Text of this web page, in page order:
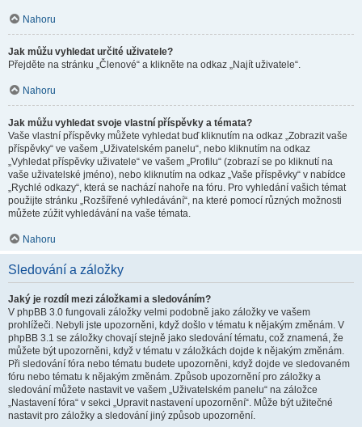
Nahoru
Jak můžu vyhledat určité uživatele?
Přejděte na stránku „Členové“ a klikněte na odkaz „Najít uživatele“.
Nahoru
Jak můžu vyhledat svoje vlastní příspěvky a témata?
Vaše vlastní příspěvky můžete vyhledat buď kliknutím na odkaz „Zobrazit vaše
příspěvky“ ve vašem „Uživatelském panelu“, nebo kliknutím na odkaz
„Vyhledat příspěvky uživatele“ ve vašem „Profilu“ (zobrazí se po kliknutí na
vaše uživatelské jméno), nebo kliknutím na odkaz „Vaše příspěvky“ v nabídce
„Rychlé odkazy“, která se nachází nahoře na fóru. Pro vyhledání vašich témat
použijte stránku „Rozšířené vyhledávání“, na které pomocí různých možnosti
můžete zúžit vyhledávání na vaše témata.
Nahoru
Sledování a záložky
Jaký je rozdíl mezi záložkami a sledováním?
V phpBB 3.0 fungovali záložky velmi podobně jako záložky ve vašem
prohlížeči. Nebyli jste upozorněni, když došlo v tématu k nějakým změnám. V
phpBB 3.1 se záložky chovají stejně jako sledování tématu, což znamená, že
můžete být upozorněni, když v tématu v záložkách dojde k nějakým změnám.
Při sledování fóra nebo tématu budete upozorněni, když dojde ve sledovaném
fóru nebo tématu k nějakým změnám. Způsob upozornění pro záložky a
sledování můžete nastavit ve vašem „Uživatelském panelu“ na záložce
„Nastavení fóra“ v sekci „Upravit nastavení upozornění“. Může být užitečné
nastavit pro záložky a sledování jiný způsob upozornění.